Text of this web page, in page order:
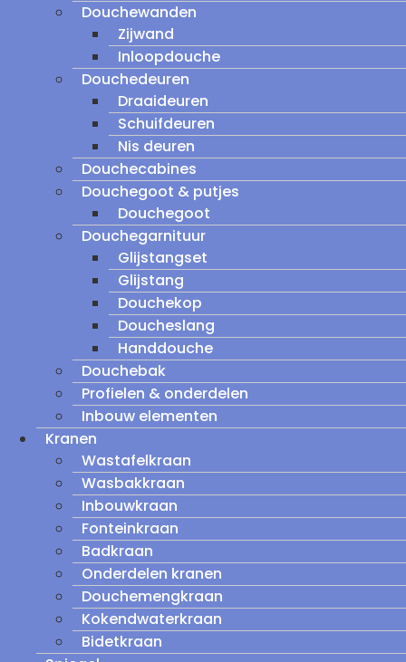
Douchewanden
Zijwand
Inloopdouche
Douchedeuren
Draaideuren
Schuifdeuren
Nis deuren
Douchecabines
Douchegoot & putjes
Douchegoot
Douchegarnituur
Glijstangset
Glijstang
Douchekop
Doucheslang
Handdouche
Douchebak
Profielen & onderdelen
Inbouw elementen
Kranen
Wastafelkraan
Wasbakkraan
Inbouwkraan
Fonteinkraan
Badkraan
Onderdelen kranen
Douchemengkraan
Kokendwaterkraan
Bidetkraan